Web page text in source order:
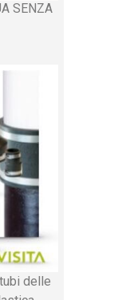
SENZA
delle